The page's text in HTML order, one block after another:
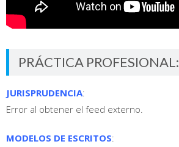
PRÁCTICA PROFESIONAL:
JURISPRUDENCIA:
Error al obtener el feed externo.
MODELOS DE ESCRITOS: